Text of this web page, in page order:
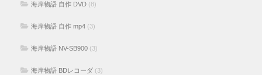
海岸物語 自作 DVD (8)
海岸物語 自作 mp4 (3)
海岸物語 NV-SB900 (3)
海岸物語 BDレコーダ (3)